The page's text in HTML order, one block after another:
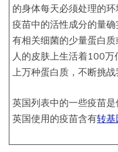
的身体每天必须处理的
疫苗中的活性成分的量
有相关细菌的少量蛋白
人的皮肤上生活着100
上万种蛋白质，不断挑战
英国列表中的一些疫苗是
英国使用的疫苗含有转基